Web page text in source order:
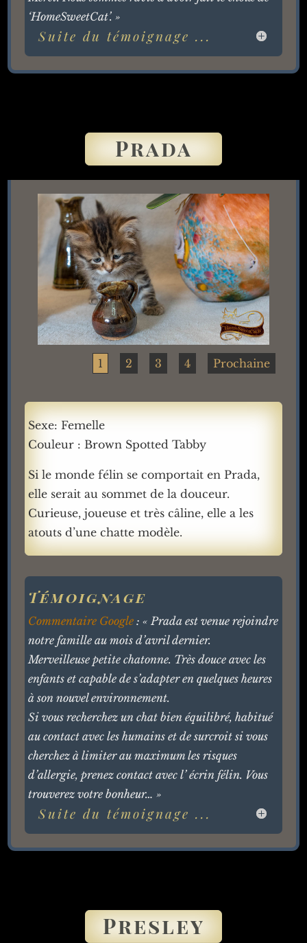
‘HomeSweetCat’. »
Suite du témoignage ...
Prada
1 2 3 4 Prochaine
Sexe: Femelle
Couleur : Brown Spotted Tabby
Si le monde félin se comportait en Prada,
elle serait au sommet de la douceur.
Curieuse, joueuse et très câline, elle a les
atouts d’une chatte modèle.
Témoignage
Commentaire Google : « Prada est venue rejoindre
notre famille au mois d’avril dernier.
Merveilleuse petite chatonne. Très douce avec les
enfants et capable de s’adapter en quelques heures
à son nouvel environnement.
Si vous recherchez un chat bien équilibré, habitué
au contact avec les humains et de surcroit si vous
cherchez à limiter au maximum les risques
d’allergie, prenez contact avec l’ écrin félin. Vous
trouverez votre bonheur… »
Suite du témoignage ...
Presley